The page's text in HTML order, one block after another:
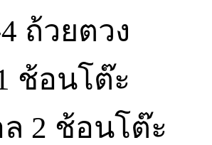
ถ้วยตวง
ช้อนโต๊ะ
2 ช้อนโต๊ะ